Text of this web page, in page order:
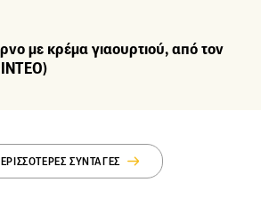
με κρέμα γιαουρτιού, από τον
ΣΥΝΤΑΓΕΣ